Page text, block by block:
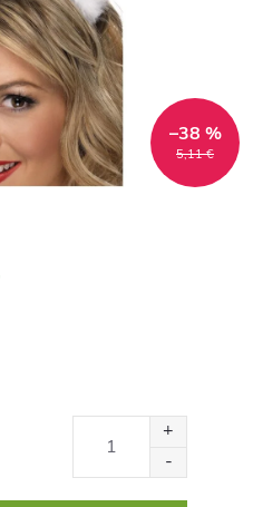
5,11 €
–38 %